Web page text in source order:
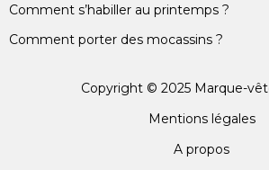
Comment s’habiller au printemps ?
Comment porter des mocassins ?
Copyright © 2025 Marque-
Mentions légales
A propos